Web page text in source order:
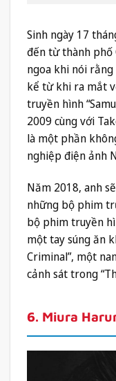
Sinh ngày 17
đến từ thành phố
ngoa khi nói
kể từ khi ra mắt
truyền hình
2009 cùng với
là một phần
nghiệp điện ảnh
Năm 2018, anh
những bộ phim
bộ phim truyền
một tay súng ăn
Criminal”, một
cảnh sát trong
6. Miura